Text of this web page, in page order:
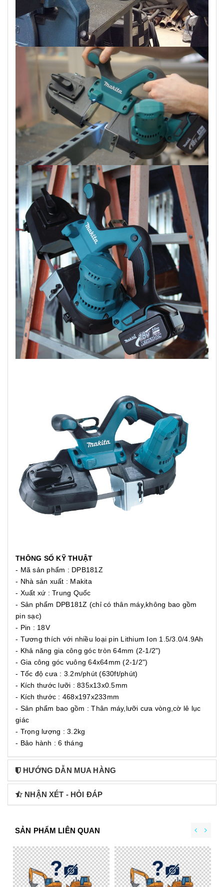
THÔNG SỐ KỸ THUẬT
- Mã sản phẩm : DPB181Z
- Nhà sản xuất : Makita
- Xuất xứ : Trung Quốc
- Sản phẩm DPB181Z (chỉ có thân máy,không bao gồm
pin sạc)
- Pin : 18V
- Tương thích với nhiều loại pin Lithium Ion 1.5/3.0/4.9Ah
- Khả năng gia công góc tròn 64mm (2-1/2")
- Gia công góc vuông 64x64mm (2-1/2")
- Tốc độ cưa : 3.2m/phút (630ft/phút)
- Kích thước lưỡi : 835x13x0.5mm
- Kích thước : 468x197x233mm
- Sản phẩm bao gồm : Thân máy,lưỡi cưa vòng,cờ lê lục
giác
- Trọng lượng : 3.2kg
- Bảo hành : 6 tháng
HƯỚNG DẪN MUA HÀNG
NHẬN XÉT - HỎI ĐÁP
SẢN PHẨM LIÊN QUAN